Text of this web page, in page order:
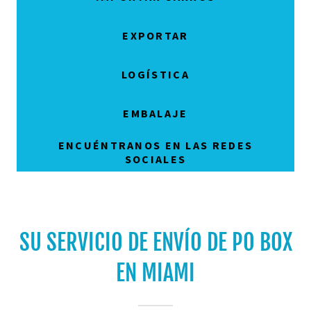
EXPORTAR
LOGÍSTICA
EMBALAJE
ENCUÉNTRANOS EN LAS REDES
SOCIALES
SU SERVICIO DE ENVÍO DE PO BOX
EN MIAMI